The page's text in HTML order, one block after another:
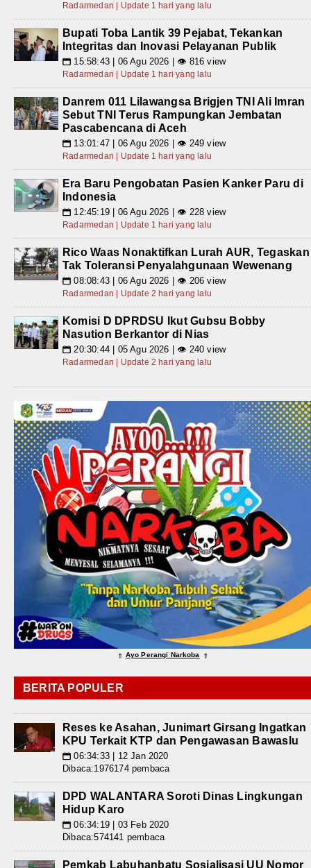
Radarmedan | Update 1 hari yang lalu
Bupati Toba Lantik 39 Pejabat, Tekankan
Integritas dan Inovasi Pelayanan Publik
📅 15:58:43 | 06 Agu 2026 | 👁 816 view
Radarmedan | Update 1 hari yang lalu
Danrem 011 Lilawangsa Brigjen TNI Ali Imran
Sebut TNI Terus Rampungkan Jembatan
Pascabencana di Aceh
📅 13:01:47 | 06 Agu 2026 | 👁 249 view
Radarmedan | Update 1 hari yang lalu
Era Baru Pengobatan Pasien Kanker Paru di
Indonesia
📅 12:45:19 | 06 Agu 2026 | 👁 228 view
Radarmedan | Update 1 hari yang lalu
Rico Waas Nonaktifkan Lurah AUR, Tegaskan
Tak Toleransi Penyalahgunaan Wewenang
📅 08:08:43 | 06 Agu 2026 | 👁 206 view
Radarmedan | Update 2 hari yang lalu
Komisi D DPRDSU Ikut Gubsu Bobby
Nasution Berkantor di Nias
📅 20:30:44 | 05 Agu 2026 | 👁 240 view
Radarmedan | Update 2 hari yang lalu
⇑ Ayo Perangi Narkoba ⇑
BERITA POPULER
Reses ke Asahan, Junimart Girsang Ingatkan
KPU Terkait KTP dan Pengawasan Bawaslu
📅 06:34:33 | 12 Jan 2020
Dibaca:1976174 pembaca
DPD WALANTARA Soroti Dinas Lingkungan
Hidup Karo
📅 06:34:19 | 03 Feb 2020
Dibaca:574141 pembaca
Pemkab Labuhanbatu Sosialisasi UU Nomor